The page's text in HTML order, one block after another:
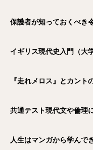
保護者が知っておくべき
イギリス現代史入門（大
『走れメロス』とカント
共通テスト現代文や倫理
人生はマンガから学んで